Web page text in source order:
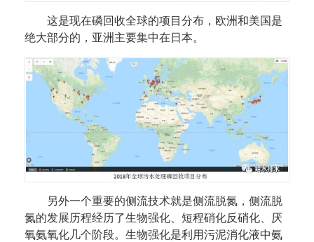
这是现在磷回收全球的项目分布，欧洲和美国是
绝大部分的，亚洲主要集中在日本。
另外一个重要的侧流技术就是侧流脱氮，侧流脱
氮的发展历程经历了生物强化、短程硝化反硝化、厌
氧氨氧化几个阶段。生物强化是利用污泥消化液中氨